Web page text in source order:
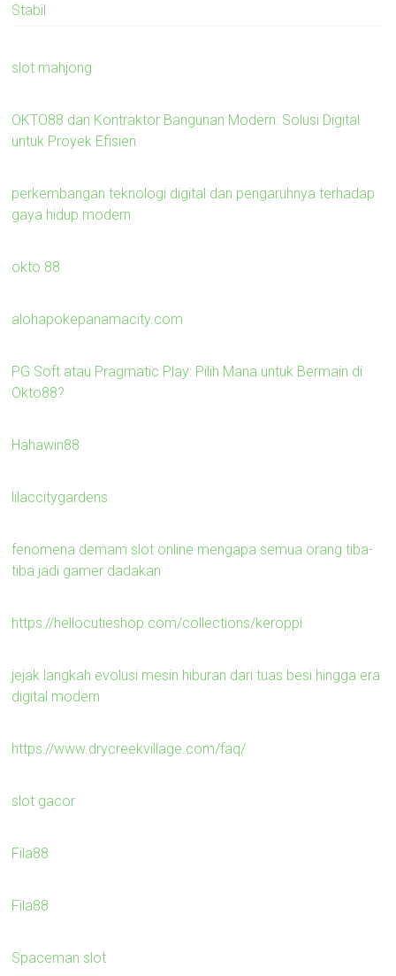
Stabil
slot mahjong
OKTO88 dan Kontraktor Bangunan Modern: Solusi Digital
untuk Proyek Efisien
perkembangan teknologi digital dan pengaruhnya terhadap
gaya hidup modern
okto 88
alohapokepanamacity.com
PG Soft atau Pragmatic Play: Pilih Mana untuk Bermain di
Okto88?
Hahawin88
lilaccitygardens
fenomena demam slot online mengapa semua orang tiba-
tiba jadi gamer dadakan
https://hellocutieshop.com/collections/keroppi
jejak langkah evolusi mesin hiburan dari tuas besi hingga era
digital modern
https://www.drycreekvillage.com/faq/
slot gacor
Fila88
Fila88
Spaceman slot